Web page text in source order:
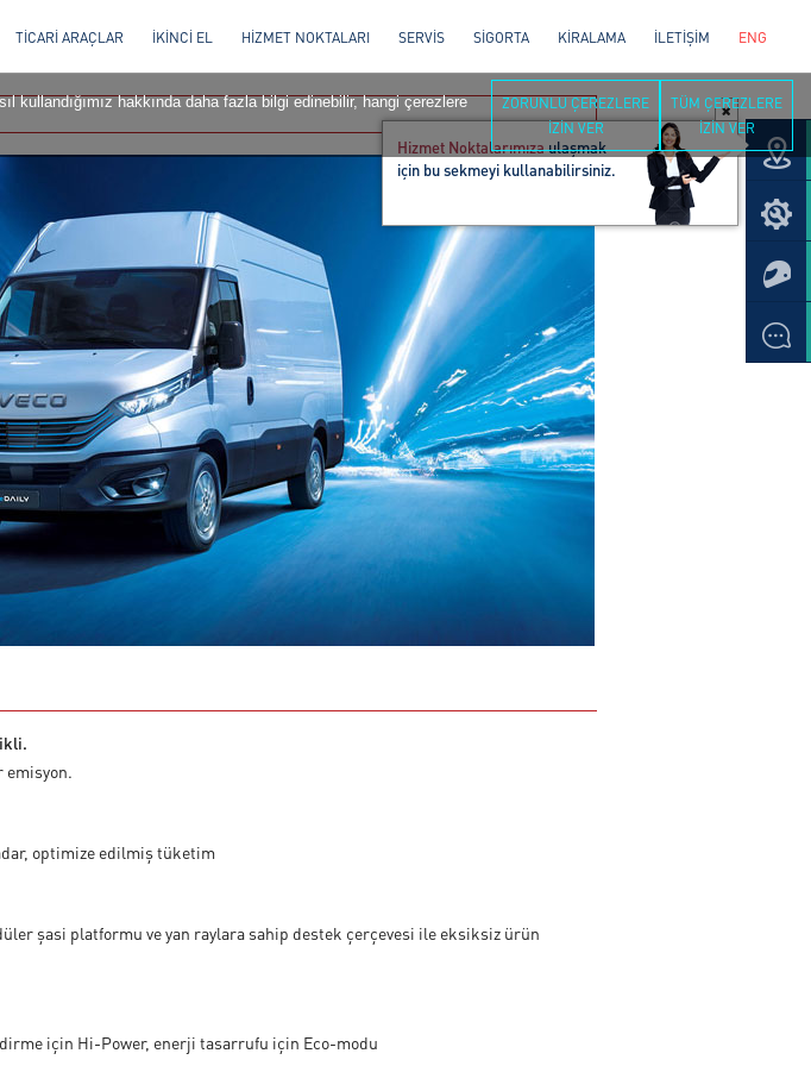
Hizmet Noktalarımızaulaşmak
için bu sekmeyi kullanabilirsiniz.
TİCARİ ARAÇLAR İKİNCİ EL HİZMET NOKTALARI SERVİS SİGORTA KİRALAMA İLETİŞİM ENG
emisyon.
optimize edilmiş tüketim
şasi platformu ve yan raylara sahip destek çerçevesi ile eksiksiz ürün
için Hi-Power, enerji tasarrufu için Eco-modu
kullandığımız hakkında daha fazla bilgi edinebilir, hangi çerezlere
ZORUNLU ÇEREZLERE
İZİN VER
TÜM ÇEREZLERE
İZİN VER